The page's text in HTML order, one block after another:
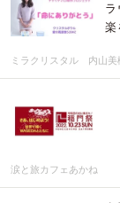
ラ
楽
ミラクリスタル 内山美
涙と旅カフェあかね